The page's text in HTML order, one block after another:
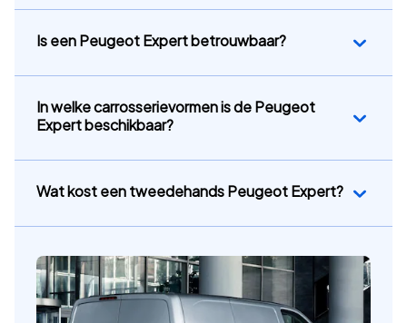
Is een Peugeot Expert betrouwbaar?
In welke carrosserievormen is de Peugeot
Expert beschikbaar?
Wat kost een tweedehands Peugeot Expert?